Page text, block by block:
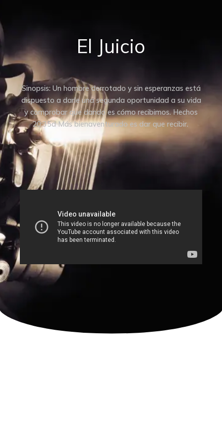
El Juicio
Sinopsis: Un hombre derrotado y sin esperanzas está
dispuesto a darle una segunda oportunidad a su vida
y comprobar que dando es cómo recibimos.Hechos
20:35d Más bienaventurado es dar que recibir.